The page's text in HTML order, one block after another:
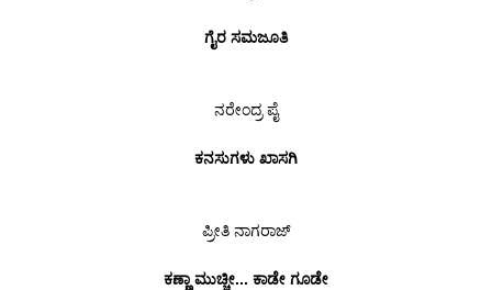
ಗೈರ ಸಮಜೂತಿ
ನರೇಂದ್ರ ಪೈ
ಕನಸುಗಳು ಖಾಸಗಿ
ಪ್ರೀತಿ ನಾಗರಾಜ್
ಕಣ್ಣಾ ಮುಚ್ಚೀ... ಕಾಡೇ ಗೂಡೇ